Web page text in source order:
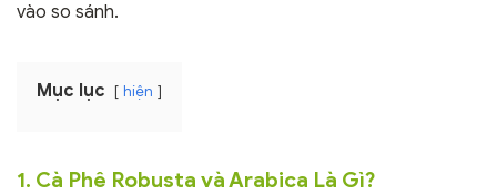
vào so sánh.
Mục lục hiện
1. Cà Phê Robusta và Arabica Là Gì?